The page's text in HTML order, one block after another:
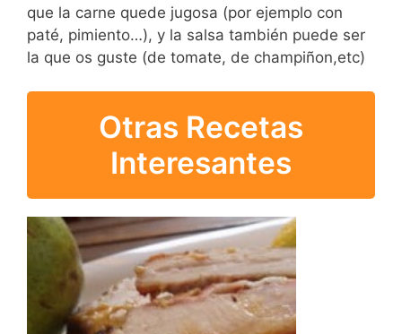
que la carne quede jugosa (por ejemplo con
paté, pimiento…), y la salsa también puede ser
la que os guste (de tomate, de champiñon,etc)
Otras Recetas
Interesantes